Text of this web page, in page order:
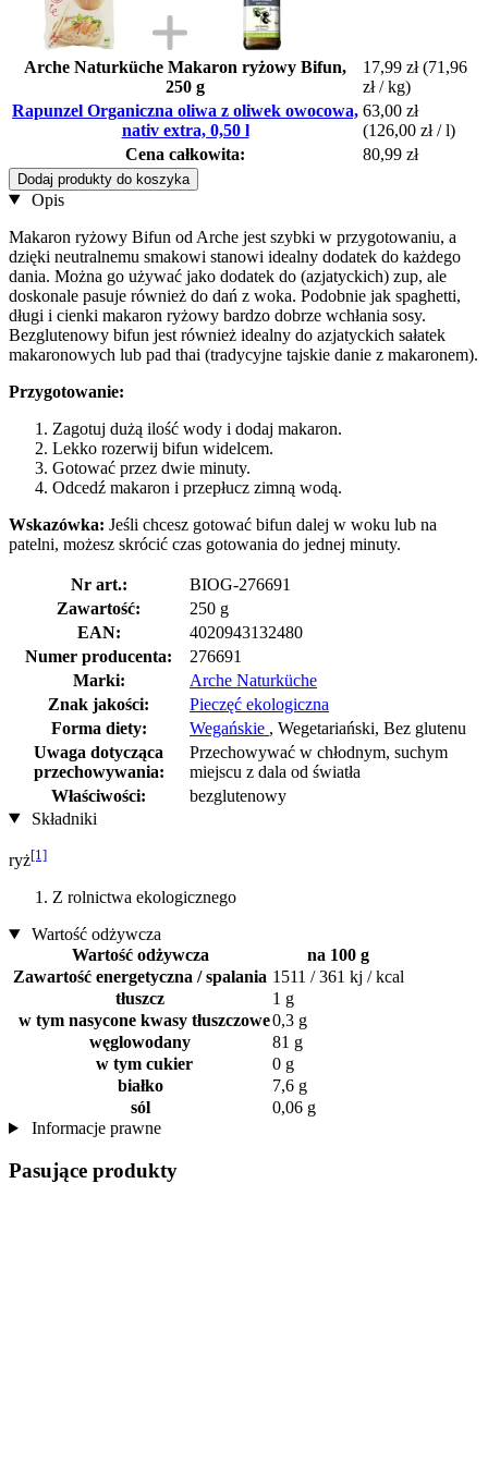
Arche Naturküche Makaron ryżowy Bifun,
250 g
17,99 zł (71,96
zł / kg)
Rapunzel Organiczna oliwa z oliwek owocowa,
nativ extra, 0,50 l
63,00 zł
(126,00 zł / l)
Cena całkowita:
80,99 zł
Dodaj produkty do koszyka
Opis
Makaron ryżowy Bifun od Arche jest szybki w przygotowaniu, a
dzięki neutralnemu smakowi stanowi idealny dodatek do każdego
dania. Można go używać jako dodatek do (azjatyckich) zup, ale
doskonale pasuje również do dań z woka. Podobnie jak spaghetti,
długi i cienki makaron ryżowy bardzo dobrze wchłania sosy.
Bezglutenowy bifun jest również idealny do azjatyckich sałatek
makaronowych lub pad thai (tradycyjne tajskie danie z makaronem).
Przygotowanie:
Zagotuj dużą ilość wody i dodaj makaron.
Lekko rozerwij bifun widelcem.
Gotować przez dwie minuty.
Odcedź makaron i przepłucz zimną wodą.
Wskazówka: Jeśli chcesz gotować bifun dalej w woku lub na
patelni, możesz skrócić czas gotowania do jednej minuty.
Nr art.:
BIOG-276691
Zawartość:
250 g
EAN:
4020943132480
Numer producenta:
276691
Marki:
Arche Naturküche
Znak jakości:
Pieczęć ekologiczna
Forma diety:
Wegańskie , Wegetariański, Bez glutenu
Uwaga dotycząca
przechowywania:
Przechowywać w chłodnym, suchym
miejscu z dala od światła
Właściwości:
bezglutenowy
Składniki
ryż[1]
Z rolnictwa ekologicznego
Wartość odżywcza
Wartość odżywcza
na 100 g
Zawartość energetyczna / spalania 1511 / 361 kj / kcal
tłuszcz
1 g
w tym nasycone kwasy tłuszczowe0,3 g
węglowodany
81 g
w tym cukier
0 g
białko
7,6 g
sól
0,06 g
Informacje prawne
Pasujące produkty